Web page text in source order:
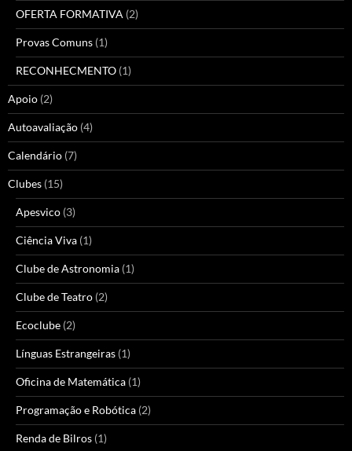
OFERTA FORMATIVA (2)
Provas Comuns (1)
RECONHECMENTO (1)
Apoio (2)
Autoavaliação (4)
Calendário (7)
Clubes (15)
Apesvico (3)
Ciência Viva (1)
Clube de Astronomia (1)
Clube de Teatro (2)
Ecoclube (2)
Línguas Estrangeiras (1)
Oficina de Matemática (1)
Programação e Robótica (2)
Renda de Bilros (1)